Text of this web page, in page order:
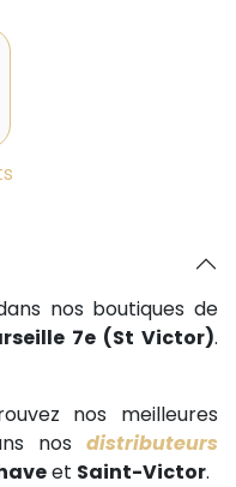
nos boutiques de
7e (St Victor).
nos meilleures
nos distributeurs
et Saint-Victor.